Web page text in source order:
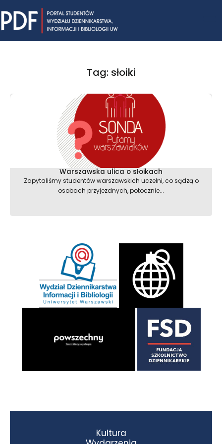
to
content
Tag: słoiki
Warszawska ulica o słoikach
Zapytaliśmy studentów warszawskich uczelni, co sądzą o
osobach przyjezdnych, potocznie...
Kultura